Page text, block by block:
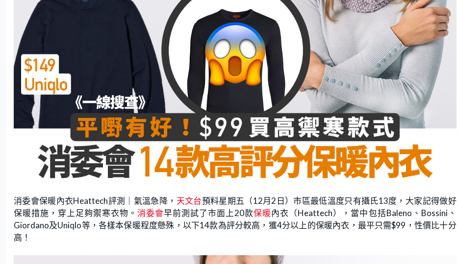
消委會保暖內衣Heattech評測｜氣溫急降， 天文台預料星期五（12月2日）市區最低溫度只有攝氏13度，大家記得做好
保暖措施，穿上足夠禦寒衣物。消委會早前測試了市面上20款保暖內衣（Heattech），當中包括Baleno、Bossini、
Giordano及Uniqlo等，各樣本保暖程度懸殊，以下14款為評分較高，獲4分以上的保暖內衣，最平只需$99，性價比十分
高！